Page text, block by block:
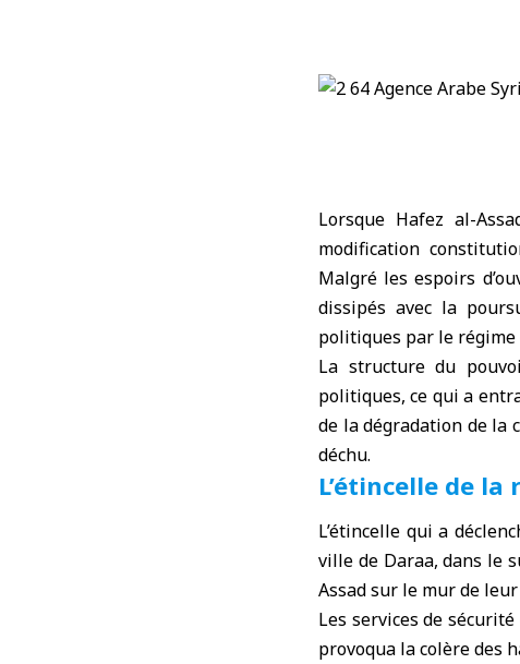
Lorsque Hafez al-
modification
Malgré les espoirs
dissipés avec la
politiques par le régime
La structure du
politiques, ce qui a
de la dégradation de la
déchu.
L’étincelle de
L’étincelle qui a
ville de Daraa, dans le
Assad sur le mur de
Les services de
provoqua la colère des